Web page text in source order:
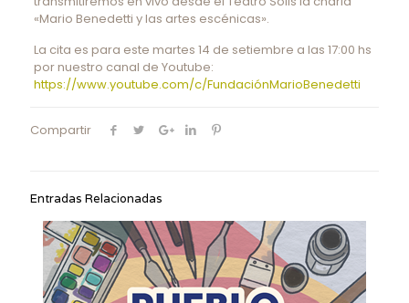
«Mario Benedetti y las artes escénicas».
La cita es para este martes 14 de setiembre a las 17:00 hs
por nuestro canal de Youtube:
https://www.youtube.com/c/FundaciónMarioBenedetti
Compartir
Entradas Relacionadas